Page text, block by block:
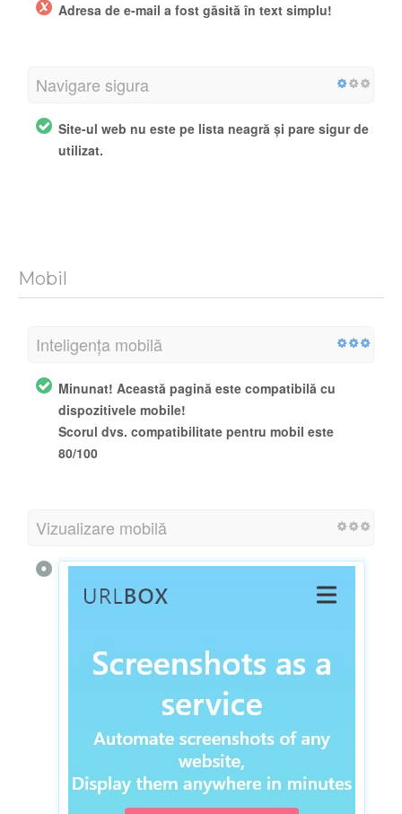
Adresa de e-mail a fost găsită în text simplu!
Navigare sigura
Site-ul web nu este pe lista neagră și pare sigur de
utilizat.
Mobil
Inteligența mobilă
Minunat! Această pagină este compatibilă cu
dispozitivele mobile!
Scorul dvs. compatibilitate pentru mobil este
80/100
Vizualizare mobilă